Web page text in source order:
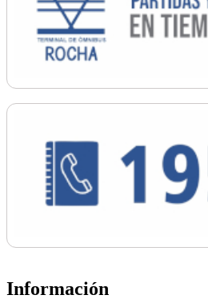
Información